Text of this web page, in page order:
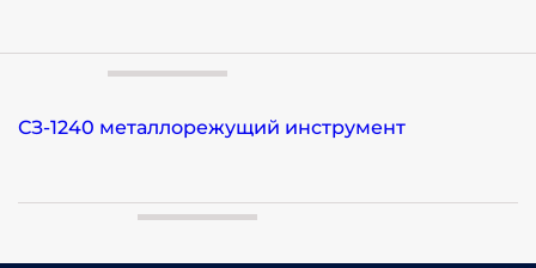
СЗ-1240 металлорежущий инструмент